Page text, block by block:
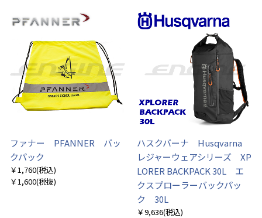
ファナー PFANNER バッ
クパック
￥1,760(税込)
￥1,600(税抜)
ハスクバーナ Husqvarna
レジャーウェアシリーズ XP
LORER BACKPACK 30L エ
クスプローラーバックパッ
ク 30L
￥9,636(税込)
カートへ進む